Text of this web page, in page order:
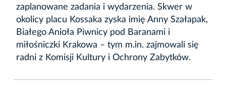
zaplanowane zadania i wydarzenia. Skwer w
okolicy placu Kossaka zyska imię Anny Szałapak,
Białego Anioła Piwnicy pod Baranami i
miłośniczki Krakowa – tym m.in. zajmowali się
radni z Komisji Kultury i Ochrony Zabytków.